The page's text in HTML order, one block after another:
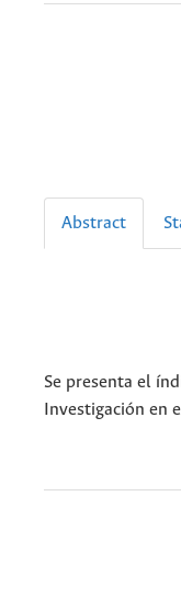
Abstract
Se presenta el
Investigación en